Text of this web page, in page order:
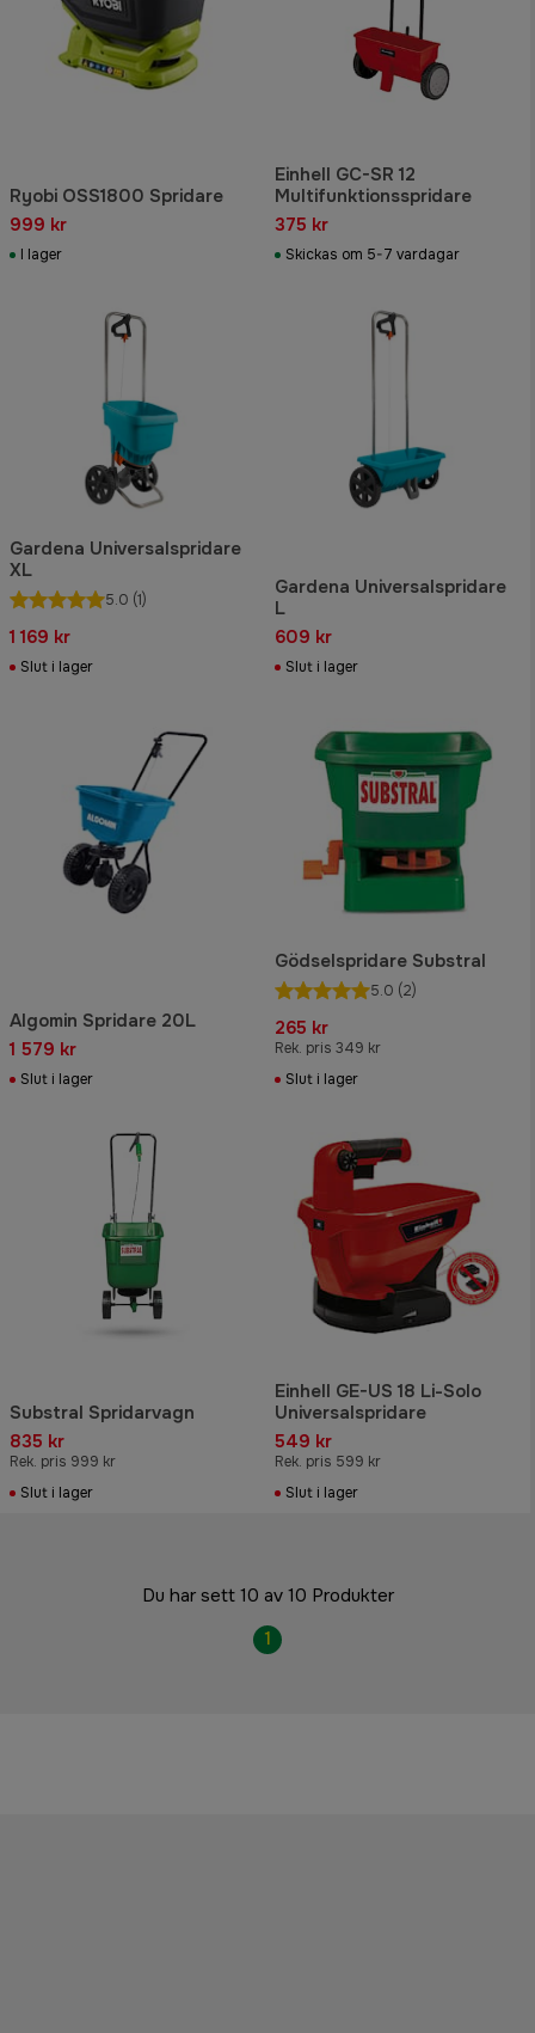
Ryobi OSS1800 Spridare
999 kr
I lager
Einhell GC-SR 12
Multifunktionsspridare
375 kr
Skickas om 5-7 vardagar
Gardena Universalspridare
XL
5.0 (1)
1 169 kr
Slut i lager
Gardena Universalspridare
L
609 kr
Slut i lager
Algomin Spridare 20L
1 579 kr
Slut i lager
Gödselspridare Substral
5.0 (2)
265 kr
Rek. pris 349 kr
Slut i lager
Substral Spridarvagn
835 kr
Rek. pris 999 kr
Slut i lager
Einhell GE-US 18 Li-Solo
Universalspridare
549 kr
Rek. pris 599 kr
Slut i lager
Du har sett 10 av 10 Produkter
1